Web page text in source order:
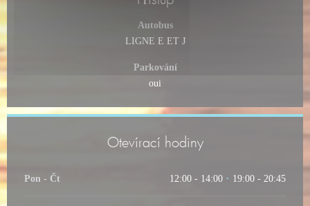
Autobus
LIGNE E ET J
Parkování
oui
Otevírací hodiny
Pon - Čt 12:00 - 14:00 • 19:00 - 20:45